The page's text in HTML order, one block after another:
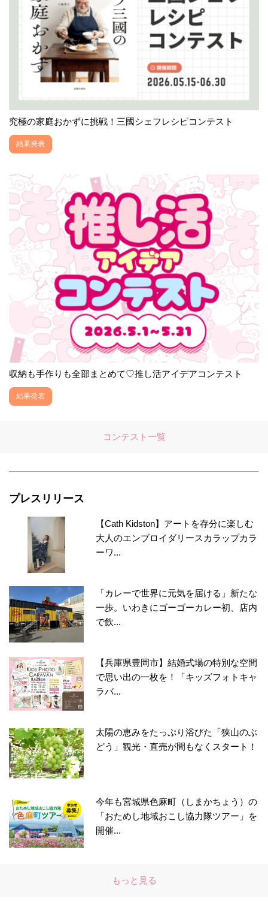
究極の家庭おかずに挑戦！三國シェフレシピコンテスト
結果発表
収納も手作りも全部まとめて♡推し活アイデアコンテスト
結果発表
コンテスト一覧
プレスリリース
【Cath Kidston】アートを存分に楽しむ
大人のエンブロイダリースカラップカラ
ーワ...
「カレーで世界に元気を届ける」新たな
一歩。いわきにゴーゴーカレー初、店内
で飲...
【兵庫県豊岡市】結婚式場の特別な空間
で思い出の一枚を！「キッズフォトキャ
ラバ...
太陽の恵みをたっぷり浴びた「狭山のぶ
どう」観光・直売が間もなくスタート！
今年も宮城県色麻町（しまかちょう）の
「おためし地域おこし協力隊ツアー」を
開催...
もっと見る